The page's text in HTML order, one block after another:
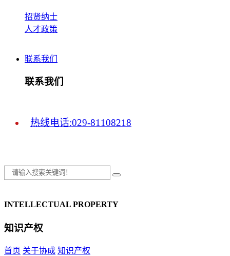
招贤纳士
人才政策
联系我们
联系我们
热线电话:029-81108218
INTELLECTUAL PROPERTY
知识产权
首页 关于协成 知识产权